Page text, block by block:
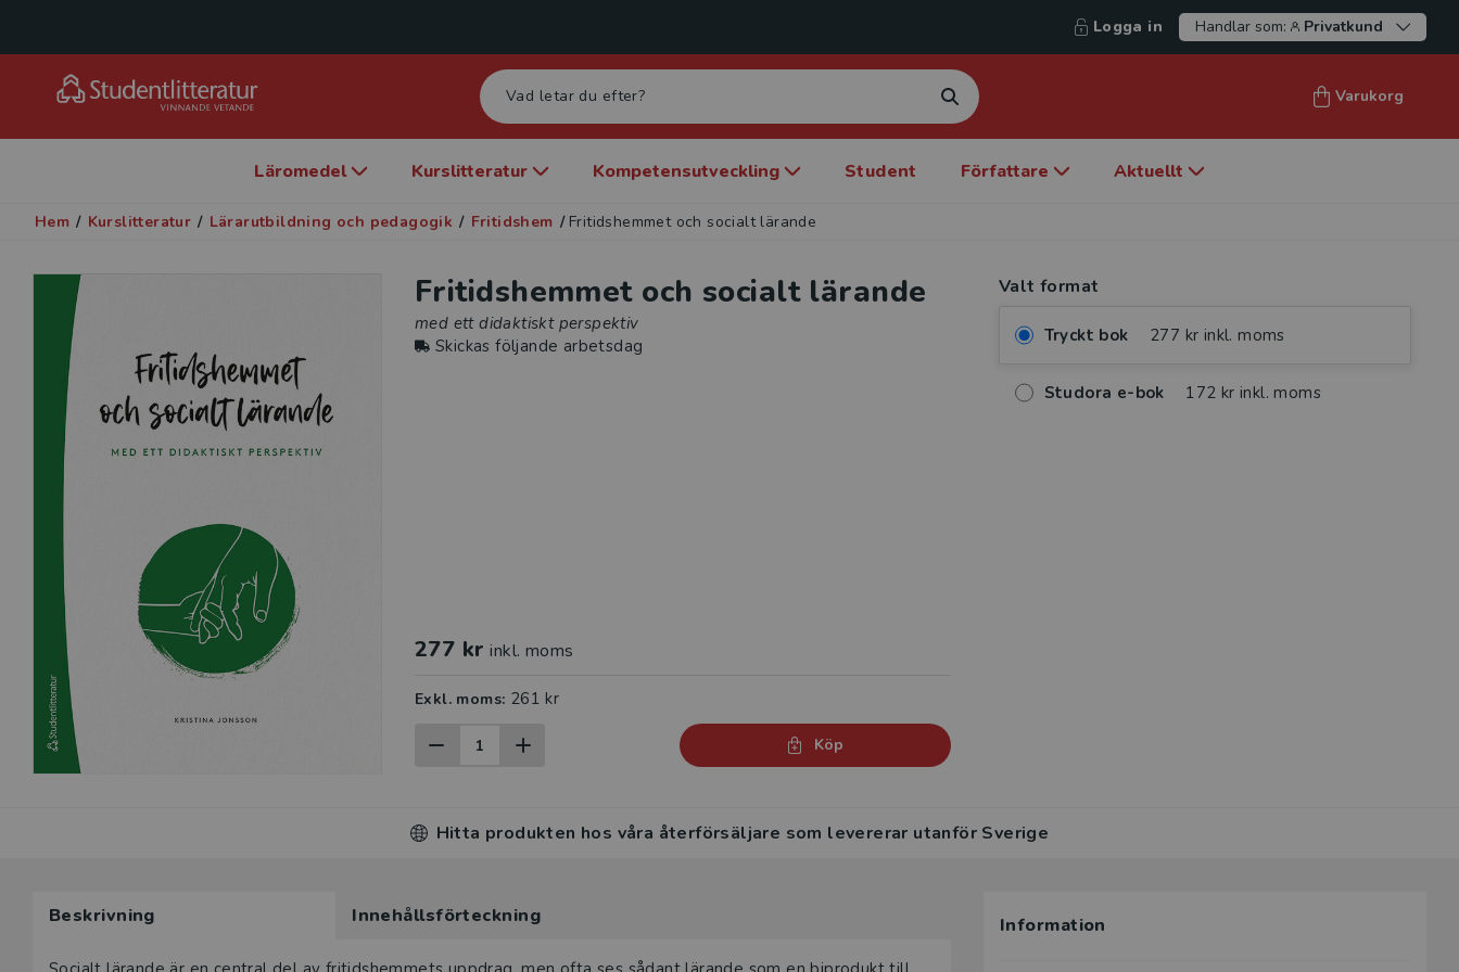
Logga in Handlar som: Privatkund
Varukorg
Läromedel Kurslitteratur Kompetensutveckling Student Författare Aktuellt
Hem / Kurslitteratur / Lärarutbildning och pedagogik / Fritidshem / Fritidshemmet och socialt lärande
Fritidshemmet och socialt lärande
med ett didaktiskt perspektiv
Skickas följande arbetsdag
277 kr inkl. moms
Exkl. moms: 261 kr
Köp
Valt format
Tryckt bok 277 kr inkl. moms
Studora e-bok 172 kr inkl. moms
Hitta produkten hos våra återförsäljare som levererar utanför Sverige
Beskrivning Innehållsförteckning Information